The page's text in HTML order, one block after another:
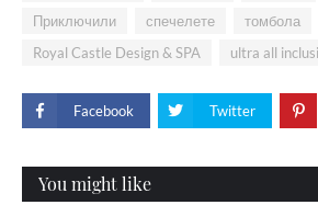
Приключили
спечелете томбола
Royal Castle Design & SPA
ultra all
Facebook Twitter
You might like